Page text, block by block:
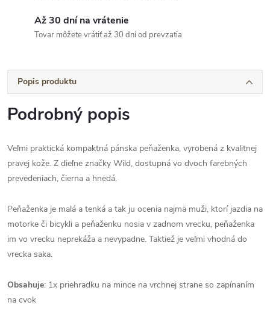
Až 30 dní na vrátenie
Tovar môžete vrátiť až 30 dní od prevzatia
Popis produktu
Podrobný popis
Veľmi praktická kompaktná pánska peňaženka, vyrobená z kvalitnej
pravej kože. Z dieľne značky Wild, dostupná vo dvoch farebných
prevedeniach, čierna a hnedá.
Peňaženka je malá a tenká a tak ju ocenia najmä muži, ktorí jazdia na
motorke či bicykli a peňaženku nosia v zadnom vrecku, peňaženka
im vo vrecku neprekáža a nevypadne. Taktiež je veľmi vhodná do
vrecka saka.
Obsahuje: 1x priehradku na mince na vrchnej strane so zapínaním
na cvok